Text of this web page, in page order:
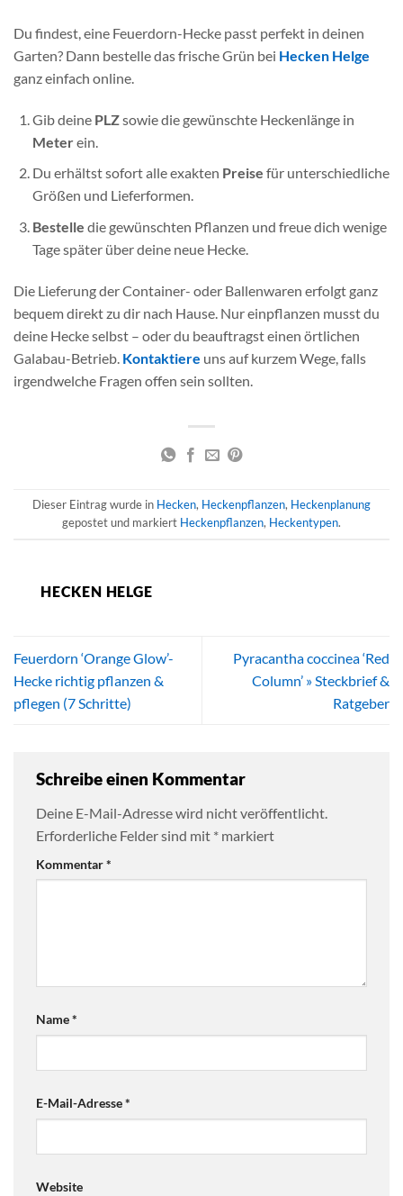
Du findest, eine Feuerdorn-Hecke passt perfekt in deinen
Garten? Dann bestelle das frische Grün bei Hecken Helge
ganz einfach online.
Gib deine PLZsowie die gewünschte Heckenlänge in
Meterein.
Du erhältst sofort alle exakten Preise für unterschiedliche
Größen und Lieferformen.
Bestelle die gewünschten Pflanzen und freue dich wenige
Tage später über deine neue Hecke.
Die Lieferung der Container- oder Ballenwaren erfolgt ganz
bequem direkt zu dir nach Hause. Nur einpflanzen musst du
deine Hecke selbst – oder du beauftragst einen örtlichen
Galabau-Betrieb. Kontaktiere uns auf kurzem Wege, falls
irgendwelche Fragen offen sein sollten.
Dieser Eintrag wurde in Hecken, Heckenpflanzen, Heckenplanung
gepostet und markiert Heckenpflanzen, Heckentypen.
HECKEN HELGE
Feuerdorn ‘Orange Glow’-
Hecke richtig pflanzen &
pflegen (7 Schritte)
Pyracantha coccinea ‘Red
Column’ » Steckbrief &
Ratgeber
Schreibe einen Kommentar
Deine E-Mail-Adresse wird nicht veröffentlicht.
Erforderliche Felder sind mit * markiert
Kommentar*
Name*
E-Mail-Adresse*
Website